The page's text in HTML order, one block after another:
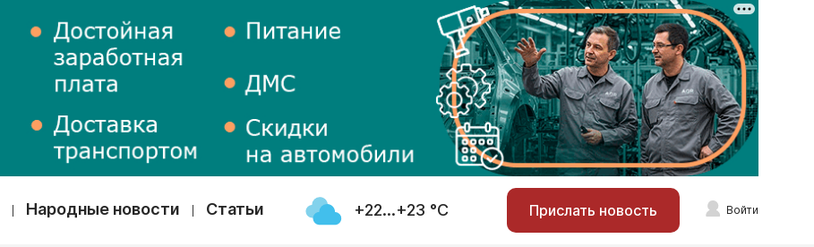
Народные новости Статьи +22...+23 °С Прислать новость Войти